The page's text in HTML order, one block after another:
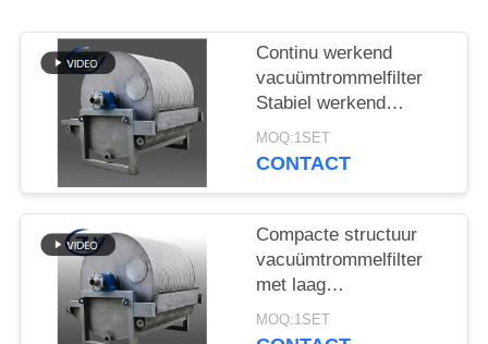
Continu werkend
vacuümtrommelfilter
Stabiel werkend
ontwateringsapparatuur
voor de
MOQ:1SET
CONTACT
Compacte structuur
vacuümtrommelfilter
met laag
energieverbruik en
roestvrij staal SS304
MOQ:1SET